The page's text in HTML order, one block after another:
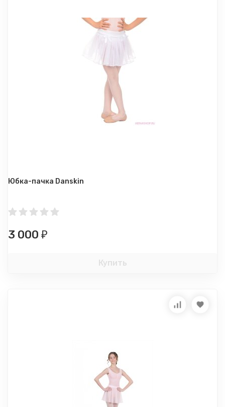
Юбка-пачка Danskin
3 000 ₽
Купить